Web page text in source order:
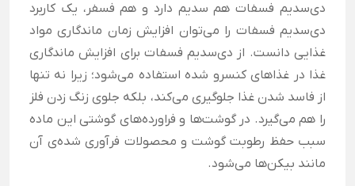
دی‌سدیم فسفات هم سدیم دارد و هم فسفر، یک کاربرد
دی‌سدیم فسفات را می‌توان افزایش زمان ماندگاری مواد
غذایی دانست. از دی‌سدیم فسفات برای افزایش ماندگاری
غذا در غذاهای کنسرو شده استفاده می‌شود؛ زیرا نه تنها
از فاسد شدن غذا جلوگیری می‌کند، بلکه جلوی زنگ زدن فلز
را هم می‌گیرد. در گوشت‌ها و فراورده‌های گوشتی این ماده
سبب حفظ رطوبت گوشت و محصولات فرآوری شده‌ی آن
مانند بیکن‌ها می‌شود.